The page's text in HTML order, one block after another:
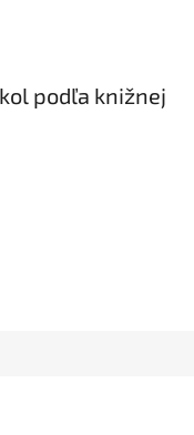
podľa knižnej